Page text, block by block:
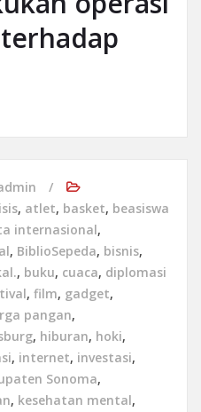
, atlet, basket, beasiswa
internasional,
, BiblioSepeda, bisnis,
, buku, cuaca, diplomasi
, film, gadget,
pangan,
, hiburan, hoki,
, internet, investasi,
Sonoma,
, kesehatan mental,